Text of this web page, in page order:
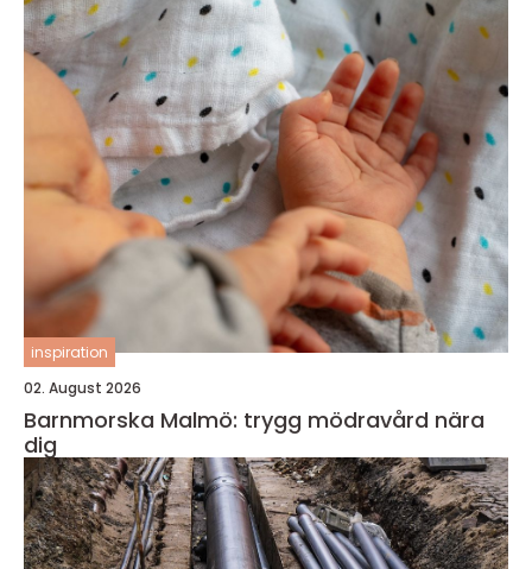
inspiration
02. August 2026
Barnmorska Malmö: trygg mödravård nära
dig